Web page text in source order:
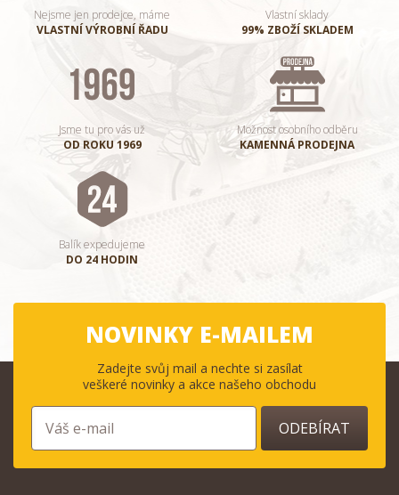
Nejsme jen prodejce, máme
VLASTNÍ VÝROBNÍ ŘADU
Vlastní sklady
99% ZBOŽÍ SKLADEM
Jsme tu pro vás už
OD ROKU 1969
Možnost osobního odběru
KAMENNÁ PRODEJNA
Balík expedujeme
DO 24 HODIN
NOVINKY E-MAILEM
Zadejte svůj mail a nechte si zasílat
veškeré novinky a akce našeho obchodu
ODEBÍRAT